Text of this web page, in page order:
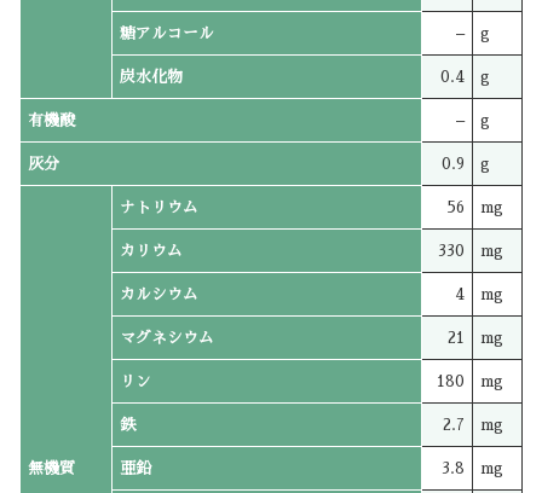
糖アルコール – g
炭水化物 0.4 g
有機酸 – g
灰分 0.9 g
無機質
ナトリウム 56 mg
カリウム 330 mg
カルシウム 4 mg
マグネシウム 21 mg
リン 180 mg
鉄 2.7 mg
亜鉛 3.8 mg